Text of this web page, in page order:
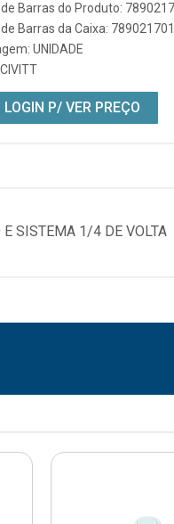
Barras do Produto:
Barras da Caixa:
UNIDADE
CIVITT
LOGIN P/ VER PREÇO
SISTEMA 1/4 DE VOLTA